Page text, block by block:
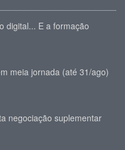
digital... E a formação
meia jornada (até 31/ago)
negociação suplementar